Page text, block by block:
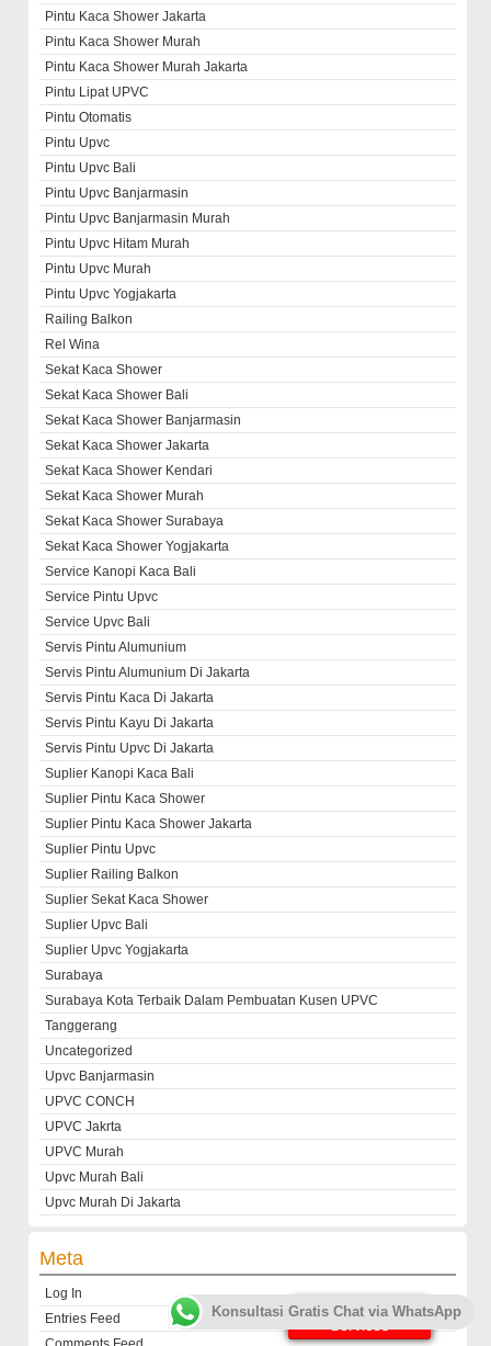
Pintu Kaca Shower Jakarta
Pintu Kaca Shower Murah
Pintu Kaca Shower Murah Jakarta
Pintu Lipat UPVC
Pintu Otomatis
Pintu Upvc
Pintu Upvc Bali
Pintu Upvc Banjarmasin
Pintu Upvc Banjarmasin Murah
Pintu Upvc Hitam Murah
Pintu Upvc Murah
Pintu Upvc Yogjakarta
Railing Balkon
Rel Wina
Sekat Kaca Shower
Sekat Kaca Shower Bali
Sekat Kaca Shower Banjarmasin
Sekat Kaca Shower Jakarta
Sekat Kaca Shower Kendari
Sekat Kaca Shower Murah
Sekat Kaca Shower Surabaya
Sekat Kaca Shower Yogjakarta
Service Kanopi Kaca Bali
Service Pintu Upvc
Service Upvc Bali
Servis Pintu Alumunium
Servis Pintu Alumunium Di Jakarta
Servis Pintu Kaca Di Jakarta
Servis Pintu Kayu Di Jakarta
Servis Pintu Upvc Di Jakarta
Suplier Kanopi Kaca Bali
Suplier Pintu Kaca Shower
Suplier Pintu Kaca Shower Jakarta
Suplier Pintu Upvc
Suplier Railing Balkon
Suplier Sekat Kaca Shower
Suplier Upvc Bali
Suplier Upvc Yogjakarta
Surabaya
Surabaya Kota Terbaik Dalam Pembuatan Kusen UPVC
Tanggerang
Uncategorized
Upvc Banjarmasin
UPVC CONCH
UPVC Jakrta
UPVC Murah
Upvc Murah Bali
Upvc Murah Di Jakarta
Meta
Log In
Entries Feed
Konsultasi Gratis Chat via WhatsApp
Customer